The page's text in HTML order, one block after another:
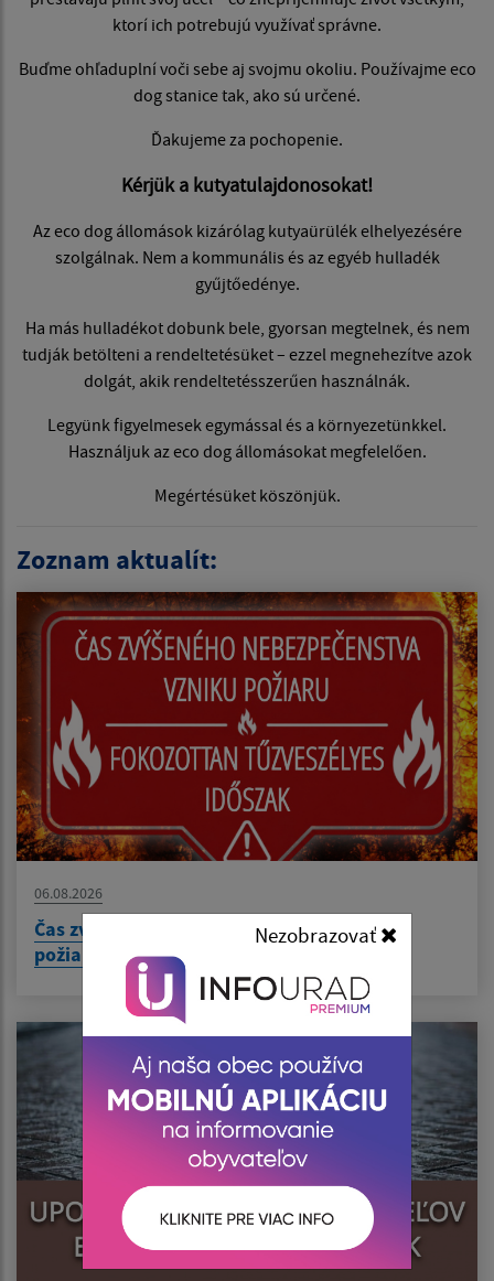
Nezobrazovať
ktorí ich potrebujú využívať správne.
Buďme ohľaduplní voči sebe aj svojmu okoliu. Používajme eco
dog stanice tak, ako sú určené.
Ďakujeme za pochopenie.
Kérjük a kutyatulajdonosokat!
Az eco dog állomások kizárólag kutyaürülék elhelyezésére
szolgálnak. Nem a kommunális és az egyéb hulladék
gyűjtőedénye.
Ha más hulladékot dobunk bele, gyorsan megtelnek, és nem
tudják betölteni a rendeltetésüket – ezzel megnehezítve azok
dolgát, akik rendeltetésszerűen használnák.
Legyünk figyelmesek egymással és a környezetünkkel.
Használjuk az eco dog állomásokat megfelelően.
Megértésüket köszönjük.
Zoznam aktualít:
06.08.2026
Čas zvýšeného nebezpečenstva vzniku
požiaru/Fokozottan tűzveszélyes időszak